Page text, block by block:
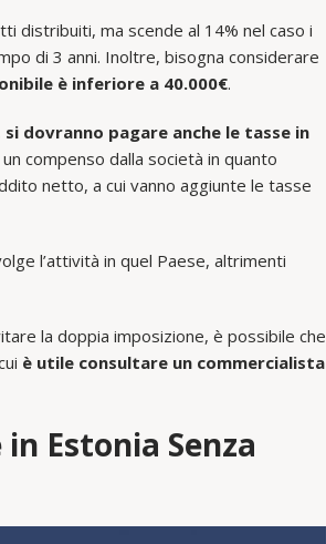
distribuiti, ma scende al 14% nel caso i
di 3 anni. Inoltre, bisogna considerare
è inferiore a 40.000€.
si dovranno pagare anche le tasse in
compenso dalla società in quanto
netto, a cui vanno aggiunte le tasse
l’attività in quel Paese, altrimenti
la doppia imposizione, è possibile che
è utile consultare un commercialista
Estonia Senza